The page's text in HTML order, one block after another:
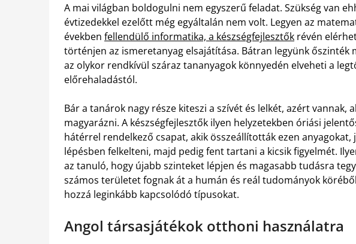
A mai világban boldogulni nem egyszerű feladat. Szükség van
évtizedekkel ezelőtt még egyáltalán nem volt. Legyen az
években fellendülő informatika, a készségfejlesztők révén
történjen az ismeretanyag elsajátítása. Bátran legyünk őszinték
az olykor rendkívül száraz tananyagok könnyedén elveheti a
előrehaladástól.
Bár a tanárok nagy része kiteszi a szívét és lelkét, azért vannak,
magyarázni. A készségfejlesztők ilyen helyzetekben óriási
hátérrel rendelkező csapat, akik összeállították ezen
lépésben felkelteni, majd pedig fent tartani a kicsik figyelmét.
az tanuló, hogy újabb szinteket lépjen és magasabb tudásra
számos területet fognak át a humán és reál tudományok
hozzá leginkább kapcsolódó típusokat.
Angol társasjátékok otthoni használatra